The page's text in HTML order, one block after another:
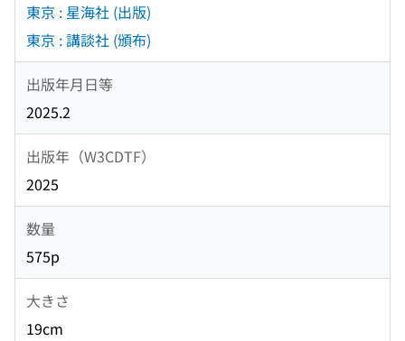
東京 : 星海社 (出版)
東京 : 講談社 (頒布)
出版年月日等
2025.2
出版年（W3CDTF）
2025
数量
575p
大きさ
19cm